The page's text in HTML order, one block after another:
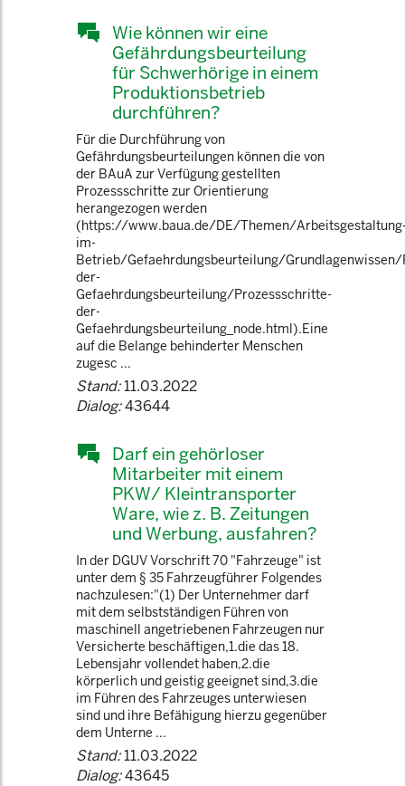
Wie können wir eine
Gefährdungsbeurteilung
für Schwerhörige in einem
Produktionsbetrieb
durchführen?
Für die Durchführung von
Gefährdungsbeurteilungen können die von
der BAuA zur Verfügung gestellten
Prozessschritte zur Orientierung
herangezogen werden
(https://www.baua.de/DE/Themen/
im-
Betrieb/Gefaehrdungsbeurteilung/
der-
Gefaehrdungsbeurteilung/Prozessschritte-
der-
Gefaehrdungsbeurteilung_node.html).Eine
auf die Belange behinderter Menschen
zugesc ...
Stand:11.03.2022
Dialog:43644
Darf ein gehörloser
Mitarbeiter mit einem
PKW/ Kleintransporter
Ware, wie z. B. Zeitungen
und Werbung, ausfahren?
In der DGUV Vorschrift 70 "Fahrzeuge" ist
unter dem § 35 Fahrzeugführer Folgendes
nachzulesen:"(1) Der Unternehmer darf
mit dem selbstständigen Führen von
maschinell angetriebenen Fahrzeugen nur
Versicherte beschäftigen,1.die das 18.
Lebensjahr vollendet haben,2.die
körperlich und geistig geeignet sind,3.die
im Führen des Fahrzeuges unterwiesen
sind und ihre Befähigung hierzu gegenüber
dem Unterne ...
Stand:11.03.2022
Dialog:43645